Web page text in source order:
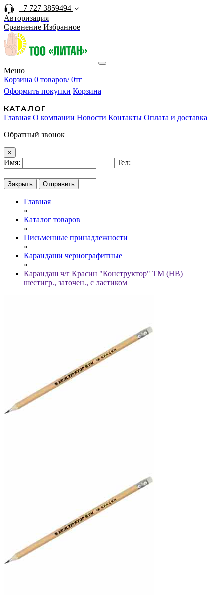
+7 727 3859494
Авторизация
Сравнение Избранное
Меню
Корзина 0 товаров/ 0тг
Оформить покупки Корзина
КАТАЛОГ
Главная О компании Новости Контакты Оплата и доставка
Обратный звонок
×
Имя: Тел:
Закрыть Отправить
Главная
»
Каталог товаров
»
Письменные принадлежности
»
Карандаши чернографитные
»
Карандаш ч/г Красин "Конструктор" ТМ (HB)
шестигр., заточен., с ластиком